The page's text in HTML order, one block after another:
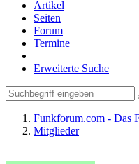
Artikel
Seiten
Forum
Termine
Erweiterte Suche
Funkforum.com - Das
Mitglieder